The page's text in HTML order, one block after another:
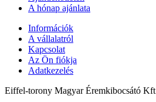
A hónap ajánlata
Információk
A vállalatról
Kapcsolat
Az Ön fiókja
Adatkezelés
Eiffel-torony Magyar Éremkibocsátó